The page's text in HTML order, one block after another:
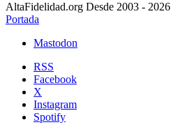
AltaFidelidad.org Desde 2003 - 2026
Portada
Mastodon
RSS
Facebook
X
Instagram
Spotify